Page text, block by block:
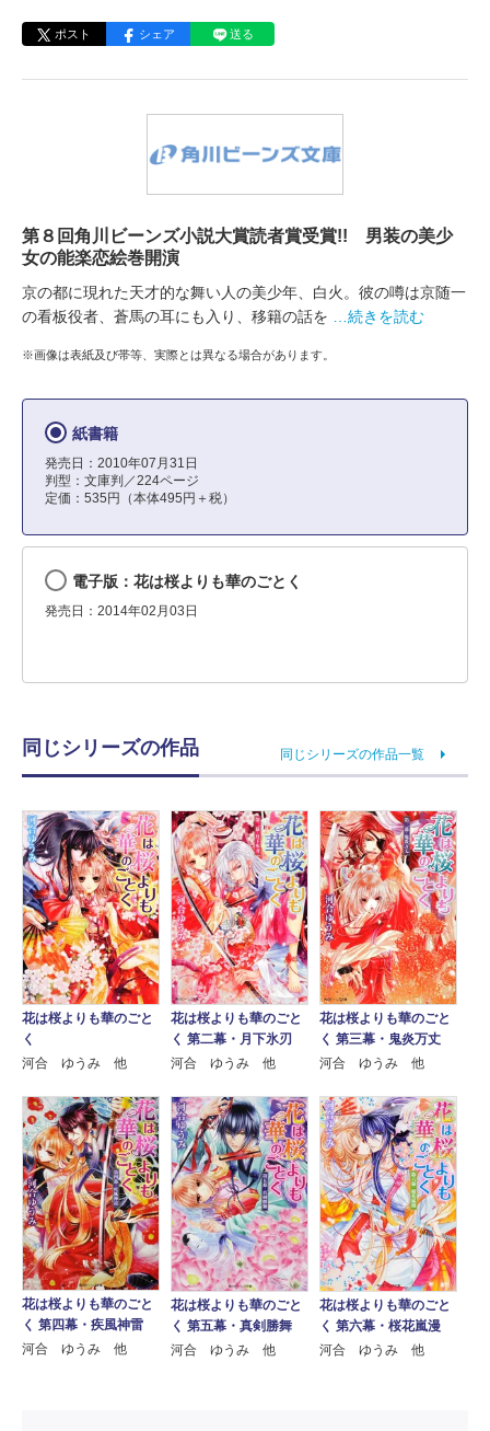
ポスト シェア 送る
第８回角川ビーンズ小説大賞読者賞受賞!! 男装の美少
女の能楽恋絵巻開演
京の都に現れた天才的な舞い人の美少年、白火。彼の噂は京随一
の看板役者、蒼馬の耳にも入り、移籍の話を
…続きを読む
※画像は表紙及び帯等、実際とは異なる場合があります。
紙書籍
発売日：2010年07月31日
判型：文庫判／224ページ
定価：535円（本体495円＋税）
電子版：花は桜よりも華のごとく
発売日：2014年02月03日
同じシリーズの作品 同じシリーズの作品一覧
花は桜よりも華のごと
く
河合 ゆうみ 他
花は桜よりも華のごと
く 第二幕・月下氷刃
河合 ゆうみ 他
花は桜よりも華のごと
く 第三幕・鬼炎万丈
河合 ゆうみ 他
花は桜よりも華のごと
く 第四幕・疾風神雷
河合 ゆうみ 他
花は桜よりも華のごと
く 第五幕・真剣勝舞
河合 ゆうみ 他
花は桜よりも華のごと
く 第六幕・桜花嵐漫
河合 ゆうみ 他